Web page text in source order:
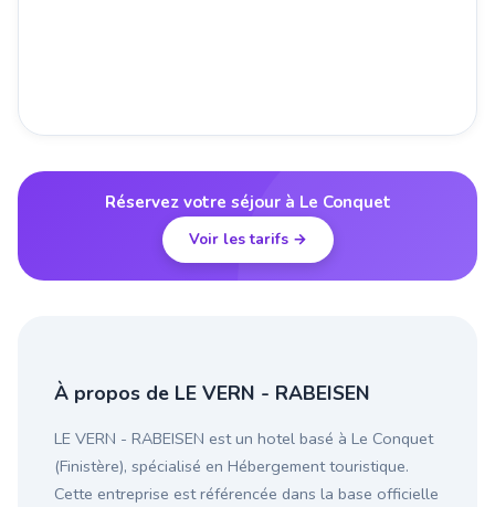
Réservez votre séjour à Le Conquet
Voir les tarifs →
À propos de LE VERN - RABEISEN
LE VERN - RABEISEN est un hotel basé à Le Conquet
(Finistère), spécialisé en Hébergement touristique.
Cette entreprise est référencée dans la base officielle